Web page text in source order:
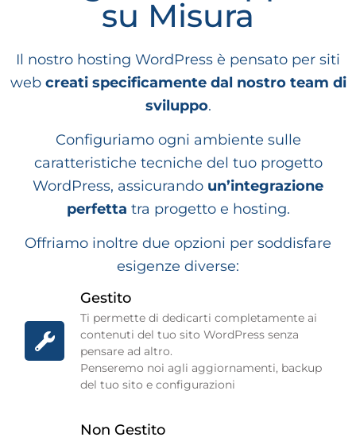
misura dal nostro team.
su Misura
Il nostro hosting WordPress è pensato per siti
web creati specificamente dal nostro team di
sviluppo.
Configuriamo ogni ambiente sulle
caratteristiche tecniche del tuo progetto
WordPress, assicurando un’integrazione
perfetta tra progetto e hosting.
Offriamo inoltre due opzioni per soddisfare
esigenze diverse:
Gestito
Ti permette di dedicarti completamente ai
contenuti del tuo sito WordPress senza
pensare ad altro.
Penseremo noi agli aggiornamenti, backup
del tuo sito e configurazioni
Non Gestito